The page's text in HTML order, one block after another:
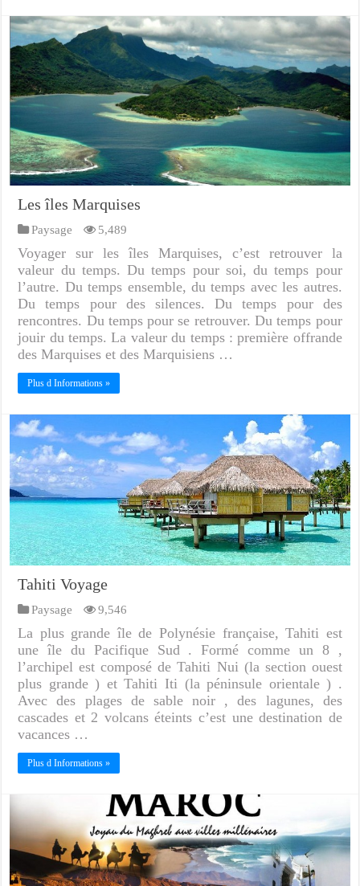
Les îles Marquises
Paysage 5,489
Voyager sur les îles Marquises, c’est retrouver la
valeur du temps. Du temps pour soi, du temps pour
l’autre. Du temps ensemble, du temps avec les autres.
Du temps pour des silences. Du temps pour des
rencontres. Du temps pour se retrouver. Du temps pour
jouir du temps. La valeur du temps : première offrande
des Marquises et des Marquisiens …
Plus d Informations »
Tahiti Voyage
Paysage 9,546
La plus grande île de Polynésie française, Tahiti est
une île du Pacifique Sud . Formé comme un 8 ,
l’archipel est composé de Tahiti Nui (la section ouest
plus grande ) et Tahiti Iti (la péninsule orientale ) .
Avec des plages de sable noir , des lagunes, des
cascades et 2 volcans éteints c’est une destination de
vacances …
Plus d Informations »